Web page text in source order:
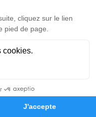
Hommages
Je rends hommage